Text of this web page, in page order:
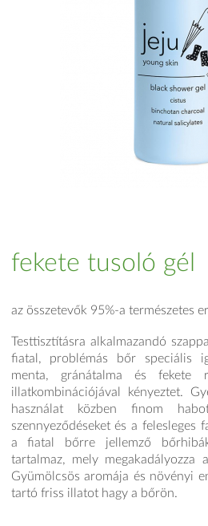
fekete tusoló gél
az összetevők 95%-a természetes
Testtisztításra alkalmazandó
fiatal, problémás bőr speciális
menta, gránátalma és fekete
illatkombinációjával kényeztet.
használat közben finom
szennyeződéseket és a felesleges
a fiatal bőrre jellemző
tartalmaz, mely megakadályozza
Gyümölcsös aromája és növényi
tartó friss illatot hagy a bőrön.